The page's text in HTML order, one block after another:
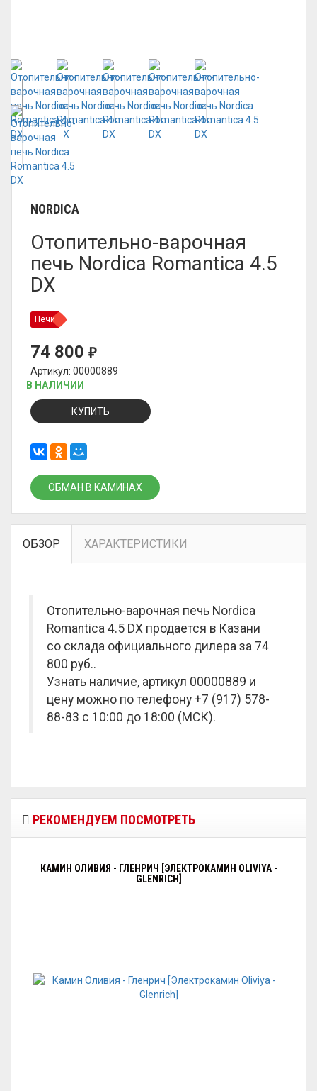
NORDICA
Отопительно-варочная
печь Nordica Romantica 4.5
DX
Печи
74 800 ₽
Артикул: 00000889
В НАЛИЧИИ
КУПИТЬ
ОБМАН В КАМИНАХ
ОБЗОР ХАРАКТЕРИСТИКИ
Отопительно-варочная печь Nordica
Romantica 4.5 DX продается в Казани
со склада официального дилера за 74
800 руб..
Узнать наличие, артикул 00000889 и
цену можно по телефону +7 (917) 578-
88-83 с 10:00 до 18:00 (МСК).
РЕКОМЕНДУЕМ ПОСМОТРЕТЬ
КАМИН ОЛИВИЯ - ГЛЕНРИЧ [ЭЛЕКТРОКАМИН OLIVIYA -
GLENRICH]